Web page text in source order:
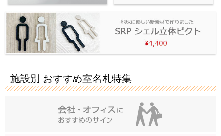
施設別 おすすめ室名札特集